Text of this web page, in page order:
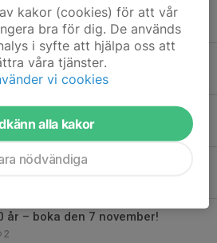
0
år – boka den 7 november!
2
kakor (cookies) för att vår
bra för dig. De används
i syfte att hjälpa oss att
våra tjänster.
vi cookies
alla kakor
nödvändiga